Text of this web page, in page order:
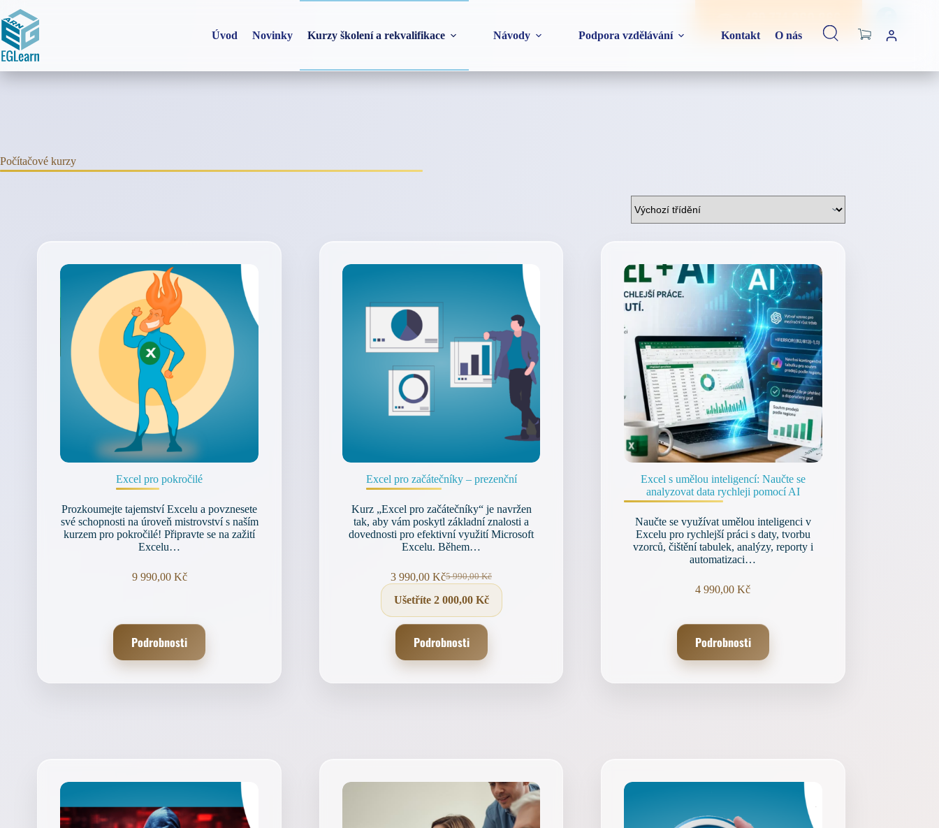
to
content
Úvod Novinky Kurzy školení a rekvalifikace Návody Podpora vzdělávání Kontakt O nás
Shopping
Počítačové kurzy
Excel pro pokročilé
Prozkoumejte tajemství Excelu a povznesete
své schopnosti na úroveň mistrovství s naším
kurzem pro pokročilé! Připravte se na zažití
Excelu…
9 990,00 Kč
Podrobnosti
Excel pro začátečníky – prezenční
Kurz „Excel pro začátečníky“ je navržen
tak, aby vám poskytl základní znalosti a
dovednosti pro efektivní využití Microsoft
Excelu. Během…
5 990,00Kč
Původní
cena
byla:
5 990,00 Kč.
3 990,00 KčAktuální
cena
je:
3 990,00 Kč.
Ušetříte 2 000,00 Kč
Podrobnosti
Excel s umělou inteligencí: Naučte se
analyzovat data rychleji pomocí AI
Naučte se využívat umělou inteligenci v
Excelu pro rychlejší práci s daty, tvorbu
vzorců, čištění tabulek, analýzy, reporty i
automatizaci…
4 990,00Kč
Podrobnosti